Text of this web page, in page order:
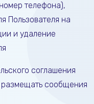
телефона),
Пользователя на
и удаление
соглашения
размещать сообщения